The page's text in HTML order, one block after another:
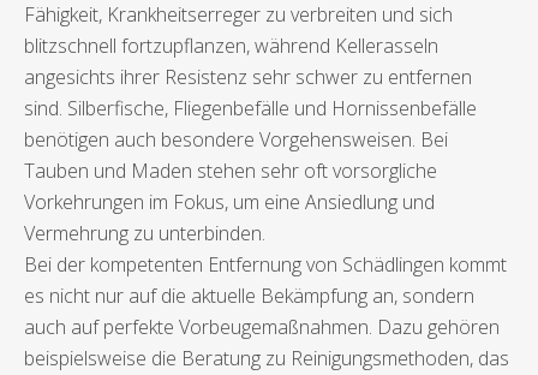
Fähigkeit, Krankheitserreger zu verbreiten und sich
blitzschnell fortzupflanzen, während Kellerasseln
angesichts ihrer Resistenz sehr schwer zu entfernen
sind. Silberfische, Fliegenbefälle und Hornissenbefälle
benötigen auch besondere Vorgehensweisen. Bei
Tauben und Maden stehen sehr oft vorsorgliche
Vorkehrungen im Fokus, um eine Ansiedlung und
Vermehrung zu unterbinden.
Bei der kompetenten Entfernung von Schädlingen kommt
es nicht nur auf die aktuelle Bekämpfung an, sondern
auch auf perfekte Vorbeugemaßnahmen. Dazu gehören
beispielsweise die Beratung zu Reinigungsmethoden, das